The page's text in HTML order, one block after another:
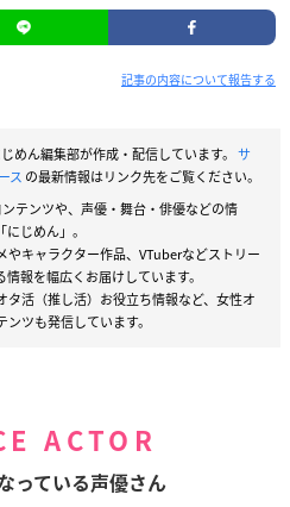
記事の内容について報告する
めん編集部が作成・配信しています。 サ
ス の最新情報はリンク先をご覧ください。
テンツや、声優・舞台・俳優などの情
じめん」。
キャラクター作品、VTuberなどストリー
報を幅広くお届けしています。
活（推し活）お役立ち情報など、女性オ
ツも発信しています。
ACTOR
っている声優さん